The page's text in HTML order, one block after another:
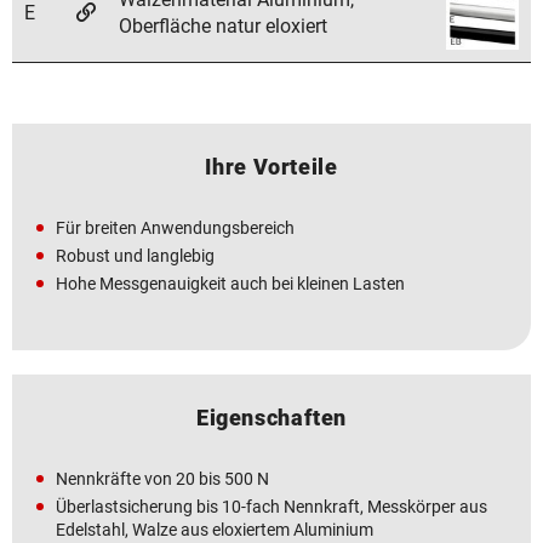
E
Oberfläche natur eloxiert
Ihre Vorteile
Für breiten Anwendungsbereich
Robust und langlebig
Hohe Messgenauigkeit auch bei kleinen Lasten
Eigenschaften
Nennkräfte von 20 bis 500 N
Überlastsicherung bis 10-fach Nennkraft, Messkörper aus
Edelstahl, Walze aus eloxiertem Aluminium